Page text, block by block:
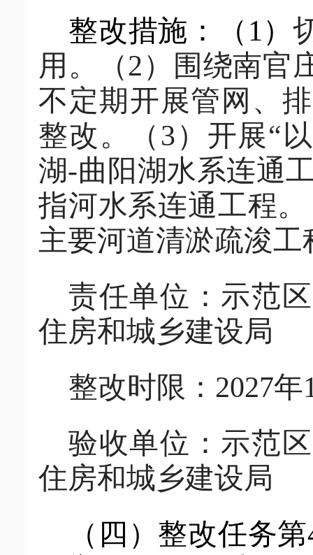
整改措施：
（ 1）
用。（2）围绕南官
不定期开展管网、
整改。（ 3）开展“
湖-曲阳湖水系连通
指河水系连通工程
主要河道清淤疏浚工
责任单位： 示范
住房和城乡建设局
整改时限： 2027年
验收单位： 示范
住房和城乡建设局
（四） 整改任务第